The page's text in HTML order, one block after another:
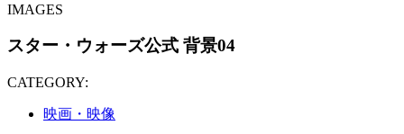
IMAGES
スター・ウォーズ公式 背景04
CATEGORY:
映画・映像